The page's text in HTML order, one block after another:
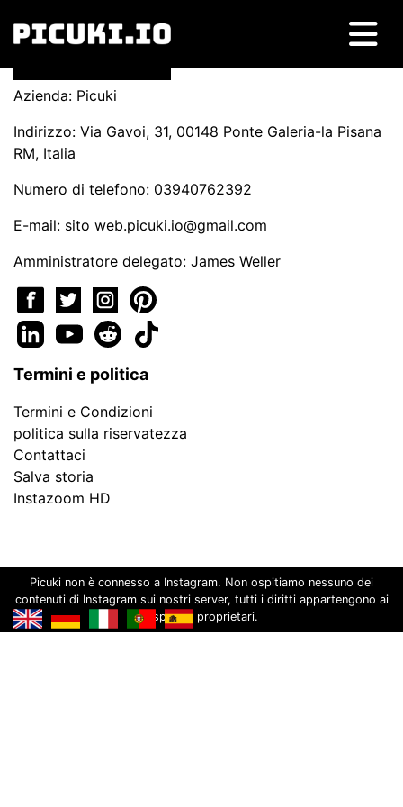
Azienda: Picuki
Indirizzo: Via Gavoi, 31, 00148 Ponte Galeria-la Pisana
RM, Italia
Numero di telefono: 03940762392
E-mail: sito web.picuki.io@gmail.com
Amministratore delegato: James Weller
Termini e politica
Termini e Condizioni
politica sulla riservatezza
Contattaci
Salva storia
Instazoom HD
Picuki non è connesso a Instagram. Non ospitiamo nessuno dei
contenuti di Instagram sui nostri server, tutti i diritti appartengono ai
rispettivi proprietari.